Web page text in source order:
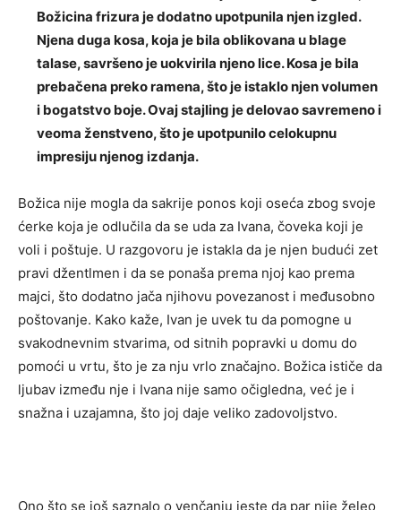
Božicina frizura je dodatno upotpunila njen izgled.
Njena duga kosa, koja je bila oblikovana u blage
talase, savršeno je uokvirila njeno lice. Kosa je bila
prebačena preko ramena, što je istaklo njen volumen
i bogatstvo boje. Ovaj stajling je delovao savremeno i
veoma ženstveno, što je upotpunilo celokupnu
impresiju njenog izdanja.
Božica nije mogla da sakrije ponos koji oseća zbog svoje
ćerke koja je odlučila da se uda za Ivana, čoveka koji je
voli i poštuje. U razgovoru je istakla da je njen budući zet
pravi džentlmen i da se ponaša prema njoj kao prema
majci, što dodatno jača njihovu povezanost i međusobno
poštovanje. Kako kaže, Ivan je uvek tu da pomogne u
svakodnevnim stvarima, od sitnih popravki u domu do
pomoći u vrtu, što je za nju vrlo značajno. Božica ističe da
ljubav između nje i Ivana nije samo očigledna, već je i
snažna i uzajamna, što joj daje veliko zadovoljstvo.
Ono što se još saznalo o venčanju jeste da par nije želeo